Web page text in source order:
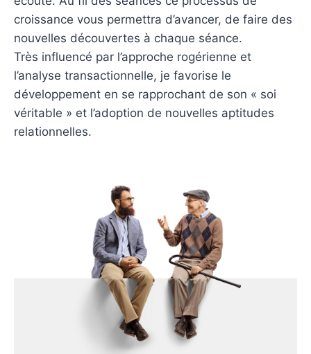
croissance vous permettra d’avancer, de faire des
nouvelles découvertes à chaque séance.
Très influencé par l’approche rogérienne et
l’analyse transactionnelle, je favorise le
développement en se rapprochant de son « soi
véritable » et l’adoption de nouvelles aptitudes
relationnelles.